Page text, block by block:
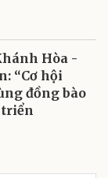
Hòa -
“Cơ hội
đồng bào
triển